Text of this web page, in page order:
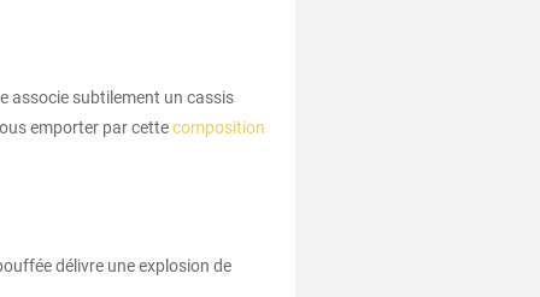
associe subtilement un cassis
emporter par cettecomposition
délivre une explosion de